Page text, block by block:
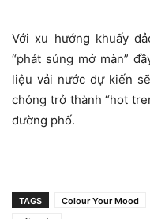
Với xu hướng khuấy
“phát súng mở màn”
liệu vải nước dự kiến
chóng trở thành “hot
đường phố.
TAGS Colour Your Mood